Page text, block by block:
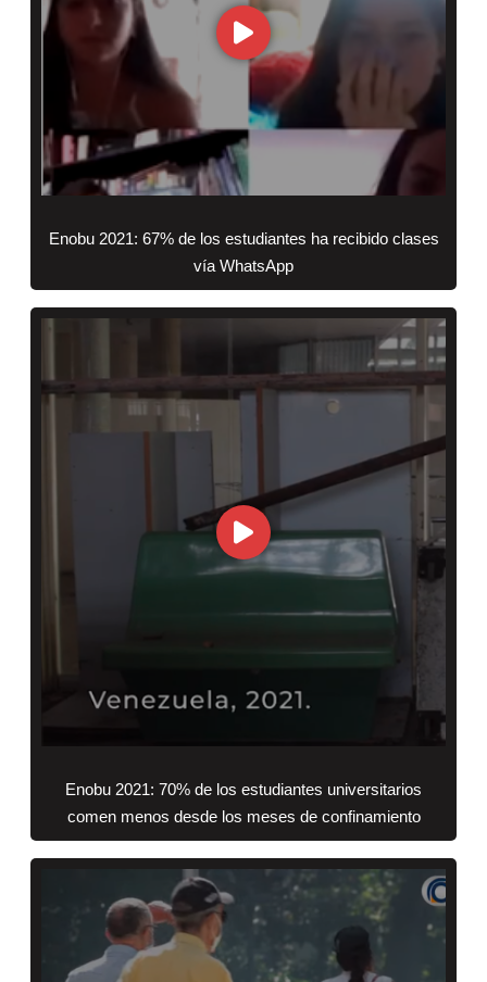
Enobu 2021: 70% de los estudiantes universitarios
comen menos desde los meses de confinamiento
Enobu 2021: 67% de los estudiantes ha recibido clases
vía WhatsApp